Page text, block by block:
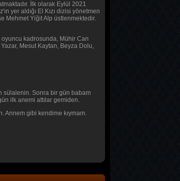
İlk olarak Eylül 2021
yer aldığı El Kızı dizisi yönetmen
Mehmet Yiğit Alp üstlenmektedir.
oyuncu kadrosunda, Mühir Can
Mesut Kaytan, Beyza Dolu,
sülalenin. Sonra bir gün babam
ilk anemi attılar gemiden.
Annem gibi kendime kıymam.